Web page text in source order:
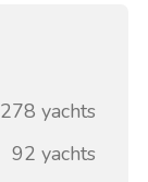
278 yachts
92 yachts